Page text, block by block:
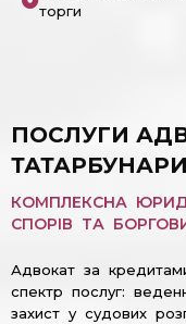
торги
ПОСЛУГИ
ТАТАРБУНАРИ
КОМПЛЕКСНА
СПОРІВ ТА
Адвокат за
спектр послуг:
захист у судових